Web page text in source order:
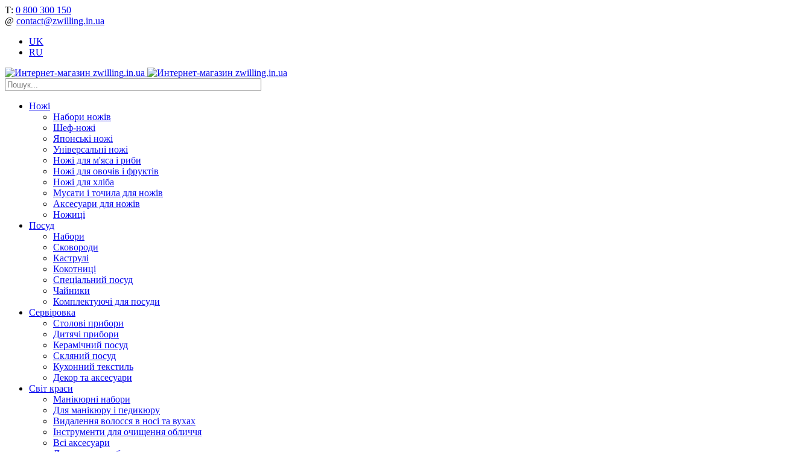
Т: 0 800 300 150
@ contact@zwilling.in.ua
UK
RU
Ножі
Набори ножів
Шеф-ножі
Японські ножі
Універсальні ножі
Ножі для м'яса і риби
Ножі для овочів і фруктів
Ножі для хліба
Мусати і точила для ножів
Аксесуари для ножів
Ножиці
Посуд
Набори
Сковороди
Каструлі
Кокотниці
Cпеціальний посуд
Чайники
Комплектуючі для посуди
Сервіровка
Столові прибори
Дитячі прибори
Керамічний посуд
Скляний посуд
Кухонний текстиль
Декор та аксесуари
Світ краси
Манікюрні набори
Для манікюру і педикюру
Видалення волосся в носі та вухах
Інструменти для очищення обличчя
Всі аксесуари